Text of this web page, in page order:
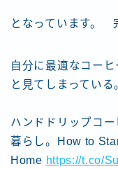
となっています。
自分に最適なコー
と見てしまっている
ハンドドリップコ
暮らし。How to
Home https://t.co/